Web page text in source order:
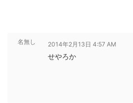
名無し 2014年2月13日 4:57 AM
せやろか